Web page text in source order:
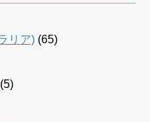
リア) (65)
(5)